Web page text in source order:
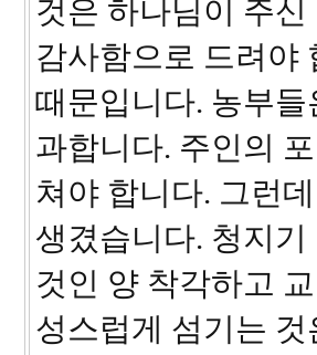
것은 하나님이 주
감사함으로 드려야
때문입니다. 농부
과합니다. 주인의
쳐야 합니다. 그런
생겼습니다. 청지
것인 양 착각하고
성스럽게 섬기는